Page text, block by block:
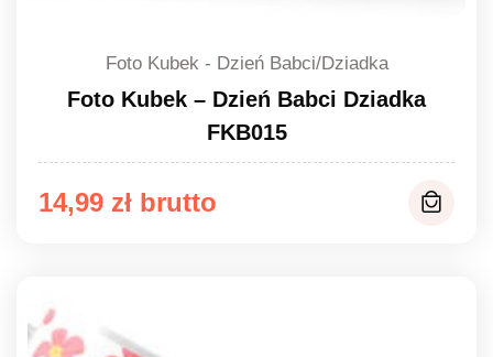
Foto Kubek - Dzień Babci/Dziadka
Foto Kubek – Dzień Babci Dziadka
FKB015
14,99 zł